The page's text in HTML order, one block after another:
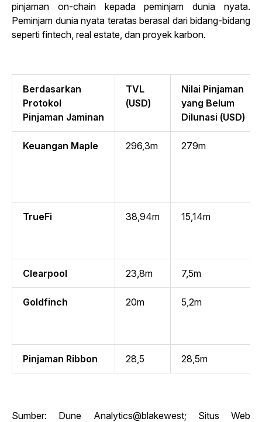
pinjaman on-chain kepada peminjam dunia nyata.
Peminjam dunia nyata teratas berasal dari bidang-bidang
seperti fintech, real estate, dan proyek karbon.
Berdasarkan
Protokol
Pinjaman Jaminan
TVL
(USD)
Nilai Pinjaman
yang Belum
Dilunasi (USD)
Keuangan Maple 296,3m 279m
TrueFi 38,94m 15,14m
Clearpool 23,8m 7,5m
Goldfinch 20m 5,2m
Pinjaman Ribbon 28,5 28,5m
Sumber: Dune Analytics@blakewest; Situs Web